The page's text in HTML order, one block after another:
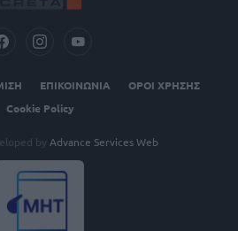
ΕΠΙΚΟΙΝΩΝΙΑ
ΟΡΟΙ ΧΡΗΣΗΣ
Cookie Policy
by Advance Services Web